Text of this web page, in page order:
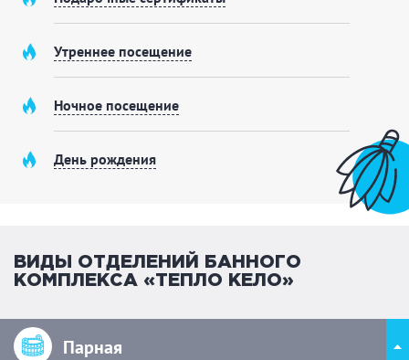
Утреннее посещение
Ночное посещение
День рождения
ВИДЫ ОТДЕЛЕНИЙ БАННОГО
КОМПЛЕКСА «ТЕПЛО КЕЛО»
Парная